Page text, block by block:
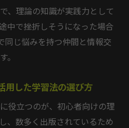
、理論の知識が実践力として
中で挫折しそうになった場合
同じ悩みを持つ仲間と情報交
。
用した学習法の選び方
役立つのが、初心者向けの理
、数多く出版されているため